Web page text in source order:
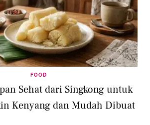
FOOD
Sehat dari Singkong untuk
Kenyang dan Mudah Dibuat